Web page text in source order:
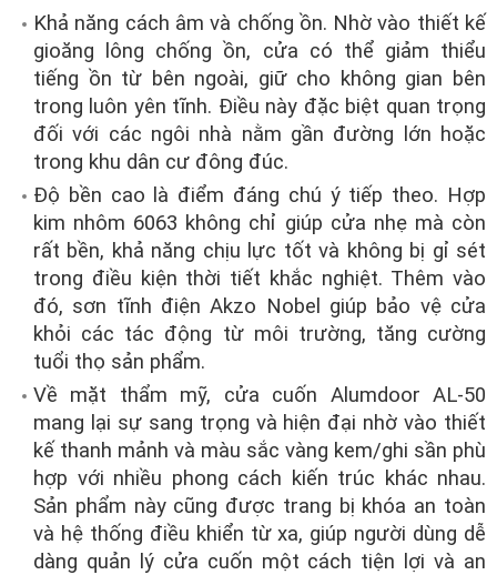
Khả năng cách âm và chống ồn. Nhờ vào thiết kế
gioăng lông chống ồn, cửa có thể giảm thiểu
tiếng ồn từ bên ngoài, giữ cho không gian bên
trong luôn yên tĩnh. Điều này đặc biệt quan trọng
đối với các ngôi nhà nằm gần đường lớn hoặc
trong khu dân cư đông đúc.
Độ bền cao là điểm đáng chú ý tiếp theo. Hợp
kim nhôm 6063 không chỉ giúp cửa nhẹ mà còn
rất bền, khả năng chịu lực tốt và không bị gỉ sét
trong điều kiện thời tiết khắc nghiệt. Thêm vào
đó, sơn tĩnh điện Akzo Nobel giúp bảo vệ cửa
khỏi các tác động từ môi trường, tăng cường
tuổi thọ sản phẩm.
Về mặt thẩm mỹ, cửa cuốn Alumdoor AL-50
mang lại sự sang trọng và hiện đại nhờ vào thiết
kế thanh mảnh và màu sắc vàng kem/ghi sần phù
hợp với nhiều phong cách kiến trúc khác nhau.
Sản phẩm này cũng được trang bị khóa an toàn
và hệ thống điều khiển từ xa, giúp người dùng dễ
dàng quản lý cửa cuốn một cách tiện lợi và an